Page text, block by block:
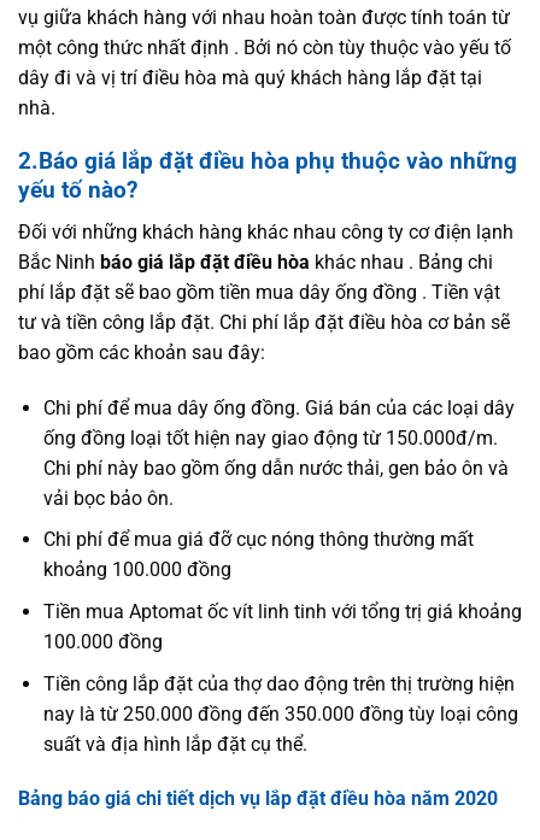
vụ giữa khách hàng với nhau hoàn toàn được tính toán từ
một công thức nhất định . Bởi nó còn tùy thuộc vào yếu tố
dây đi và vị trí điều hòa mà quý khách hàng lắp đặt tại
nhà.
2.Báo giá lắp đặt điều hòa phụ thuộc vào những
yếu tố nào?
Đối với những khách hàng khác nhau công ty cơ điện lạnh
Bắc Ninh báo giá lắp đặt điều hòa khác nhau . Bảng chi
phí lắp đặt sẽ bao gồm tiền mua dây ống đồng . Tiền vật
tư và tiền công lắp đặt. Chi phí lắp đặt điều hòa cơ bản sẽ
bao gồm các khoản sau đây:
Chi phí để mua dây ống đồng. Giá bán của các loại dây
ống đồng loại tốt hiện nay giao động từ 150.000đ/m.
Chi phí này bao gồm ống dẫn nước thải, gen bảo ôn và
vải bọc bảo ôn.
Chi phí để mua giá đỡ cục nóng thông thường mất
khoảng 100.000 đồng
Tiền mua Aptomat ốc vít linh tinh với tổng trị giá khoảng
100.000 đồng
Tiền công lắp đặt của thợ dao động trên thị trường hiện
nay là từ 250.000 đồng đến 350.000 đồng tùy loại công
suất và địa hình lắp đặt cụ thể.
Bảng báo giá chi tiết dịch vụ lắp đặt điều hòa năm 2020